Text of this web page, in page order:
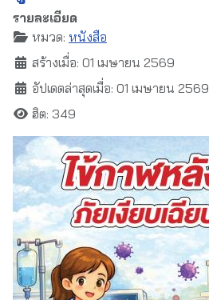
รายละเอียด
หมวด: หนังสือ
สร้างเมื่อ: 01 เมษายน 2569
อัปเดตล่าสุดเมื่อ: 01 เมษายน 2569
ฮิต: 349